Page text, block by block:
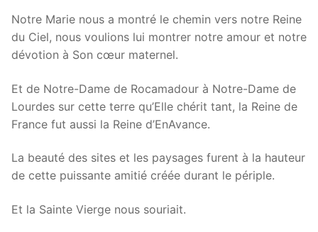
Notre Marie nous a montré le chemin vers notre Reine
du Ciel, nous voulions lui montrer notre amour et notre
dévotion à Son cœur maternel.
Et de Notre-Dame de Rocamadour à Notre-Dame de
Lourdes sur cette terre qu’Elle chérit tant, la Reine de
France fut aussi la Reine d’EnAvance.
La beauté des sites et les paysages furent à la hauteur
de cette puissante amitié créée durant le périple.
Et la Sainte Vierge nous souriait.